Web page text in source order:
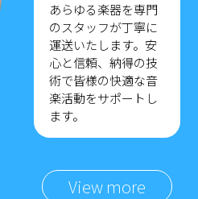
あらゆる楽器を専門
のスタッフが丁寧に
運送いたします。安
心と信頼、納得の技
術で皆様の快適な音
楽活動をサポートし
ます。
View more